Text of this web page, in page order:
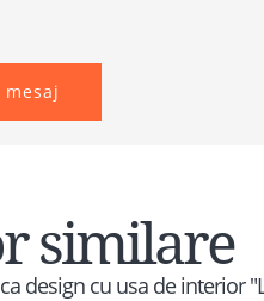
similare
design cu usa de interior